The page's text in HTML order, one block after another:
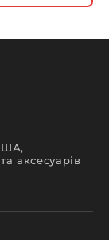
аксесуарів